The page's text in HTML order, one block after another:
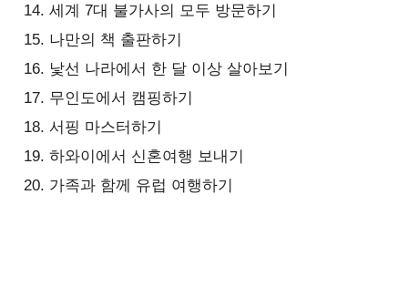
세계 7대 불가사의 모두 방문하기
나만의 책 출판하기
낯선 나라에서 한 달 이상 살아보기
무인도에서 캠핑하기
서핑 마스터하기
하와이에서 신혼여행 보내기
가족과 함께 유럽 여행하기